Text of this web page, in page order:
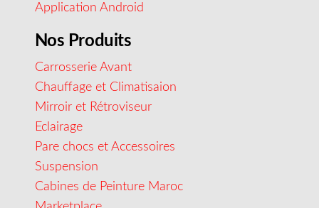
Application Android
Nos Produits
Carrosserie Avant
Chauffage et Climatisaion
Mirroir et Rétroviseur
Eclairage
Pare chocs et Accessoires
Suspension
Cabines de Peinture Maroc